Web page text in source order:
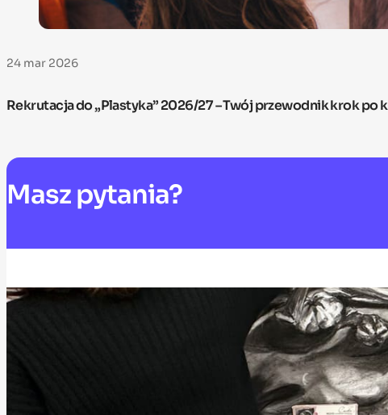
24 mar 2026
Rekrutacja do „Plastyka” 2026/27 – Twój przewodnik krok po
Masz pytania?